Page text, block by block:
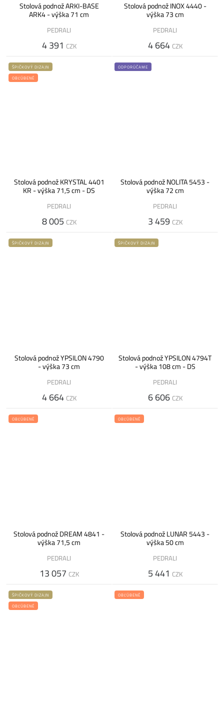
Stolová podnož ARKI-BASE
ARK4 - výška 71 cm
PEDRALI
4 391 CZK
Stolová podnož INOX 4440 -
výška 73 cm
PEDRALI
4 664 CZK
ŠPIČKOVÝ DIZAJN
OBĽÚBENÉ
Stolová podnož KRYSTAL 4401
KR - výška 71,5 cm - DS
PEDRALI
8 005 CZK
ODPORÚČAME
Stolová podnož NOLITA 5453 -
výška 72 cm
PEDRALI
3 459 CZK
ŠPIČKOVÝ DIZAJN
Stolová podnož YPSILON 4790
- výška 73 cm
PEDRALI
4 664 CZK
ŠPIČKOVÝ DIZAJN
Stolová podnož YPSILON 4794T
- výška 108 cm - DS
PEDRALI
6 606 CZK
OBĽÚBENÉ
Stolová podnož DREAM 4841 -
výška 71,5 cm
PEDRALI
13 057 CZK
OBĽÚBENÉ
Stolová podnož LUNAR 5443 -
výška 50 cm
PEDRALI
5 441 CZK
ŠPIČKOVÝ DIZAJN
OBĽÚBENÉ
OBĽÚBENÉ